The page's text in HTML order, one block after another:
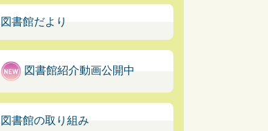
図書館だより
図書館紹介動画公開中
図書館の取り組み